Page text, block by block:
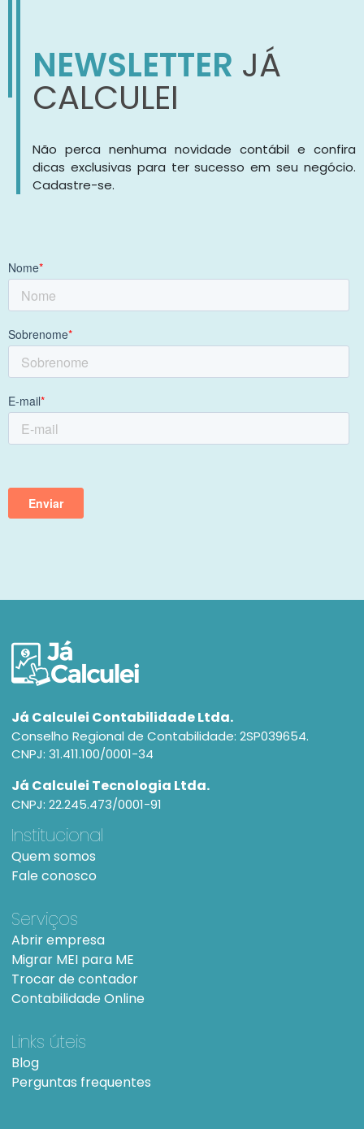
NEWSLETTER JÁ
CALCULEI
Não perca nenhuma novidade contábil e confira
dicas exclusivas para ter sucesso em seu negócio.
Cadastre-se.
Já Calculei Contabilidade Ltda.
Conselho Regional de Contabilidade: 2SP039654.
CNPJ: 31.411.100/0001-34
Já Calculei Tecnologia Ltda.
CNPJ: 22.245.473/0001-91
Institucional
Quem somos
Fale conosco
Serviços
Abrir empresa
Migrar MEI para ME
Trocar de contador
Contabilidade Online
Links úteis
Blog
Perguntas frequentes